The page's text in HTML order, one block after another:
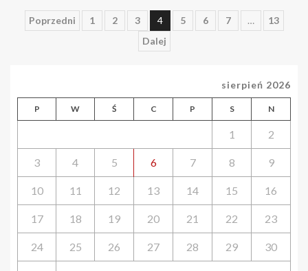
Stronicowanie
Poprzedni 1 2 3 4 5 6 7 …
13
Dalej
sierpień 2026
P W Ś C P S N
1 2
3 4 5 6 7 8 9
10 11 12 13 14 15 16
17 18 19 20 21 22 23
24 25 26 27 28 29 30